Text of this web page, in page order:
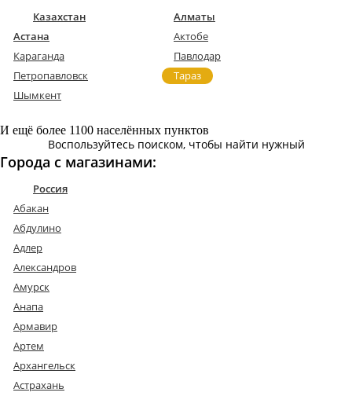
Казахстан
Алматы
Астана
Актобе
Караганда
Павлодар
Петропавловск
Тараз
Шымкент
И ещё более 1100 населённых пунктов
Воспользуйтесь поиском, чтобы найти нужный
Города с магазинами:
Россия
Абакан
Абдулино
Адлер
Александров
Амурск
Анапа
Армавир
Артем
Архангельск
Астрахань